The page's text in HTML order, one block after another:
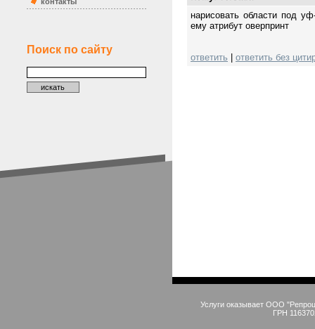
Поиск по сайту
нарисовать области под
ему атрибут оверпринт
ответить ответить без
Услуги оказывает ООО
ГРН